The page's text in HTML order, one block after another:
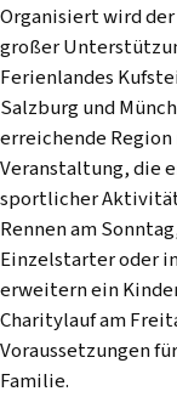
Organisiert wird
großer
Ferienlandes
Salzburg und
erreichende
Veranstaltung, die
sportlicher
Rennen am
Einzelstarter oder
erweitern ein
Charitylauf am
Voraussetzungen
Familie.